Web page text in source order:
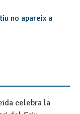
no apareix a
celebra la